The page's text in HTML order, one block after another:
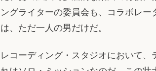
ングライターの委員会も、コラボレ
は、ただ一人の男だけだ。
レコーディング・スタジオにおいて